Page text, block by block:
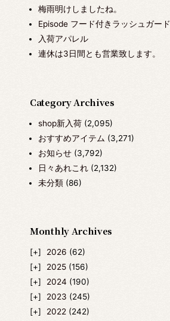
梅雨明けしましたね。
Episode フード付きラッシュガード
入荷アパレル
連休は3日間とも営業致します。
Category Archives
shop新入荷(2,095)
おすすめアイテム (3,271)
お知らせ(3,792)
日々あれこれ(2,132)
未分類(86)
Monthly Archives
2026 (62)
2025 (156)
2024 (190)
2023 (245)
2022 (242)